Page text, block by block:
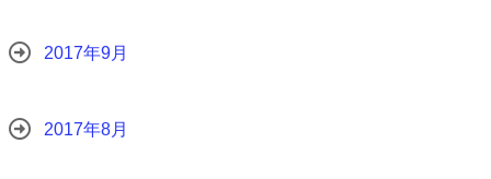
2017年9月
2017年8月